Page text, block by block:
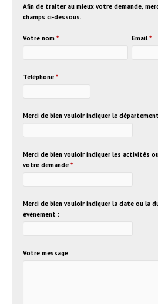
Afin de traiter au mieux votre demande,
champs ci-dessous.
Votre nom * Email*
Téléphone *
Merci de bien vouloir indiquer le
Merci de bien vouloir indiquer les activités
votre demande *
Merci de bien vouloir indiquer la date ou la
événement :
Votre message